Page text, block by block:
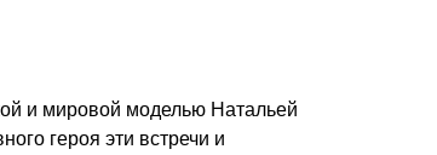
и мировой моделью Натальей
героя эти встречи и